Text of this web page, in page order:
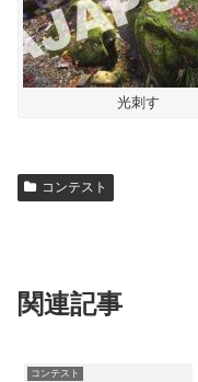
光刺す
コンテスト
関連記事
コンテスト